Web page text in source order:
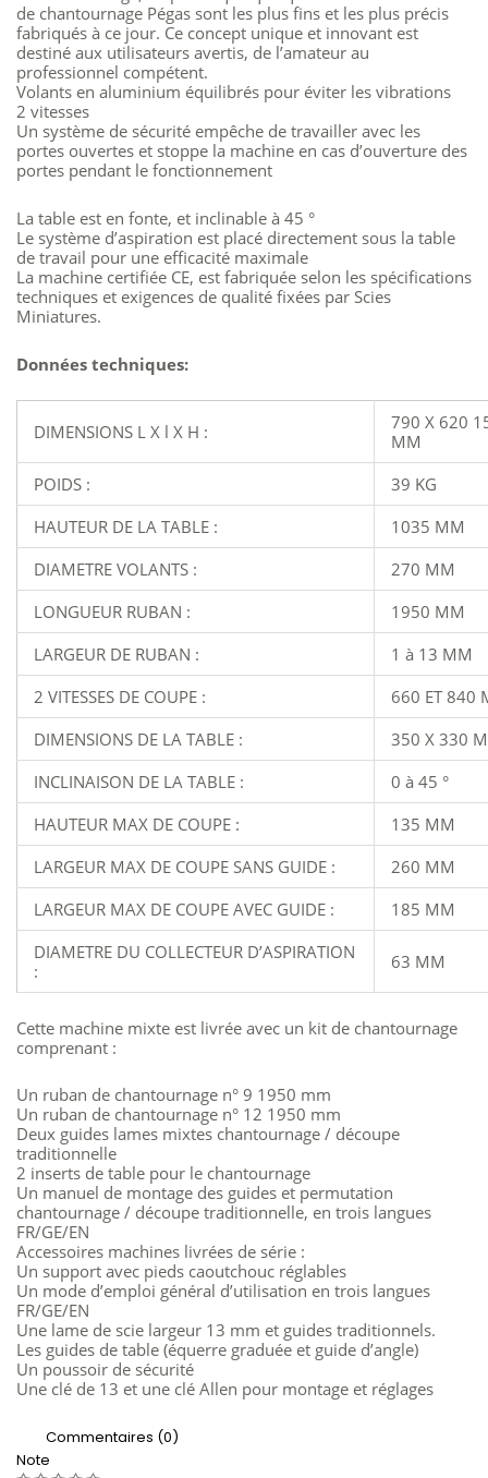
de chantournage Pégas sont les plus fins et les plus précis
fabriqués à ce jour. Ce concept unique et innovant est
destiné aux utilisateurs avertis, de l’amateur au
professionnel compétent.
Volants en aluminium équilibrés pour éviter les vibrations
2 vitesses
Un système de sécurité empêche de travailler avec les
portes ouvertes et stoppe la machine en cas d’ouverture des
portes pendant le fonctionnement
La table est en fonte, et inclinable à 45 °
Le système d’aspiration est placé directement sous la table
de travail pour une efficacité maximale
La machine certifiée CE, est fabriquée selon les spécifications
techniques et exigences de qualité fixées par Scies
Miniatures.
Données techniques:
DIMENSIONS L X l X H :
790 X 620
MM
POIDS :
39 KG
HAUTEUR DE LA TABLE :
1035 MM
DIAMETRE VOLANTS :
270 MM
LONGUEUR RUBAN :
1950 MM
LARGEUR DE RUBAN :
1 à 13 MM
2 VITESSES DE COUPE :
660 ET 840
DIMENSIONS DE LA TABLE :
350 X 330
INCLINAISON DE LA TABLE :
0 à 45 °
HAUTEUR MAX DE COUPE :
135 MM
LARGEUR MAX DE COUPE SANS GUIDE :
260 MM
LARGEUR MAX DE COUPE AVEC GUIDE :
185 MM
DIAMETRE DU COLLECTEUR D’ASPIRATION
:
63 MM
Cette machine mixte est livrée avec un kit de chantournage
comprenant :
Un ruban de chantournage n° 9 1950 mm
Un ruban de chantournage n° 12 1950 mm
Deux guides lames mixtes chantournage / découpe
traditionnelle
2 inserts de table pour le chantournage
Un manuel de montage des guides et permutation
chantournage / découpe traditionnelle, en trois langues
FR/GE/EN
Accessoires machines livrées de série :
Un support avec pieds caoutchouc réglables
Un mode d’emploi général d’utilisation en trois langues
FR/GE/EN
Une lame de scie largeur 13 mm et guides traditionnels.
Les guides de table (équerre graduée et guide d’angle)
Un poussoir de sécurité
Une clé de 13 et une clé Allen pour montage et réglages
Commentaires (0)
Note